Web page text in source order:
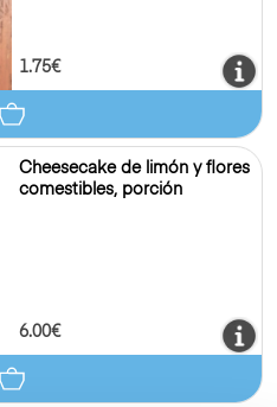
todas
8.50€